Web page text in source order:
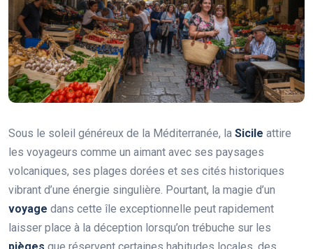
Sous le soleil généreux de la Méditerranée, la Sicile attire
les voyageurs comme un aimant avec ses paysages
volcaniques, ses plages dorées et ses cités historiques
vibrant d’une énergie singulière. Pourtant, la magie d’un
voyage dans cette île exceptionnelle peut rapidement
laisser place à la déception lorsqu’on trébuche sur les